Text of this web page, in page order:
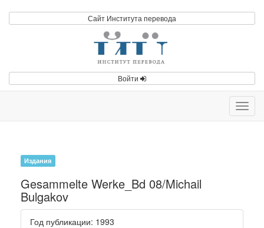
Сайт Института перевода
Войти
Издания
Gesammelte Werke_Bd 08/Michail
Bulgakov
Год публикации: 1993